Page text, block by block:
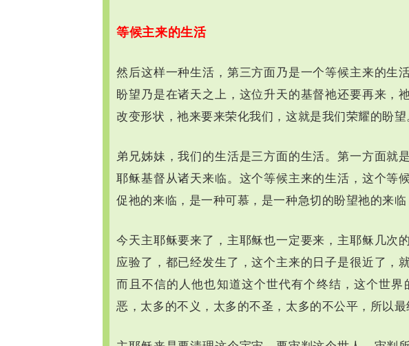
等候主来的生活
然后这样一种生活，第三方面乃是一个等候主来的生
盼望乃是在诸天之上，这位升天的基督祂还要再来，
改变形状，祂来要来荣化我们，这就是我们荣耀的盼望
弟兄姊妹，我们的生活是三方面的生活。第一方面就
耶稣基督从诸天来临。这个等候主来的生活，这个等
促祂的来临，是一种可慕，是一种急切的盼望祂的来
今天主耶稣要来了，主耶稣也一定要来，主耶稣几次
应验了，都已经发生了，这个主来的日子是很近了，
而且不信的人他也知道这个世代有个终结，这个世
恶，太多的不义，太多的不圣，太多的不公平，所以